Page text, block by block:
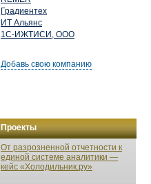
Градиентех
ИТ Альянс
1С-ИЖТИСИ, ООО
Добавь свою компанию
Проекты
От разрозненной отчетности к
единой системе аналитики —
кейс «Холодильник.ру»